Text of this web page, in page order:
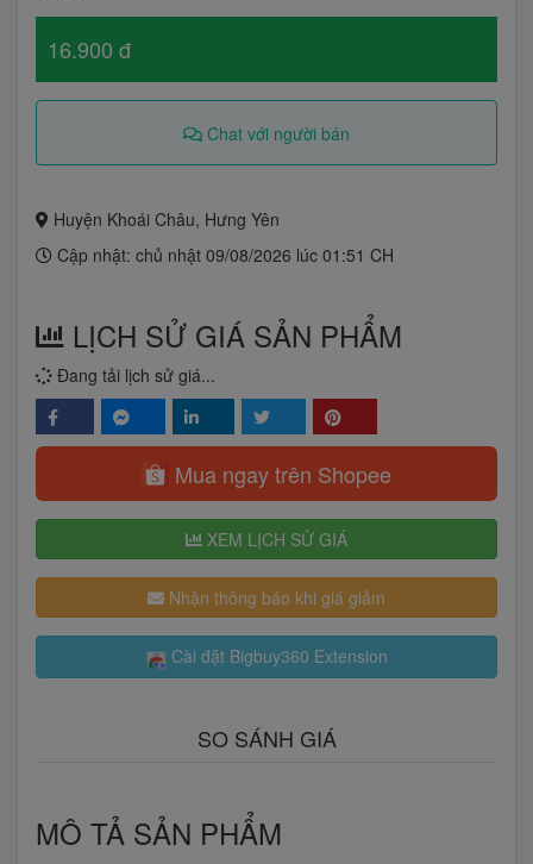
16.900 đ
Chat với người bán
Huyện Khoái Châu, Hưng Yên
Cập nhật: chủ nhật 09/08/2026 lúc 01:51 CH
LỊCH SỬ GIÁ SẢN PHẨM
Đang tải lịch sử giá...
Mua ngay trên Shopee
XEM LỊCH SỬ GIÁ
Nhận thông báo khi giá giảm
Cài đặt Bigbuy360 Extension
SO SÁNH GIÁ
MÔ TẢ SẢN PHẨM